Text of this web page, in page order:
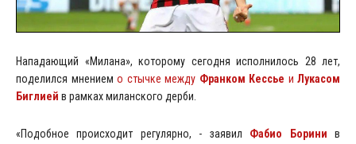
Нападающий «Милана», которому сегодня исполнилось 28 лет,
поделился мнением о стычке между Франком Кессье и Лукасом
Биглией в рамках миланского дерби.
«Подобное происходит регулярно, - заявил Фабио Борини в